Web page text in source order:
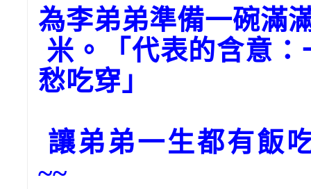
為李弟弟準備一碗滿
米。「代表的含意
愁吃穿」
讓弟弟一生都有飯
~~